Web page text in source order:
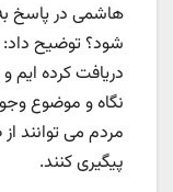
هاشمی در پاسخ
شود؟ توضیح داد:
دریافت کرده ایم
نگاه و موضوع
پیگیری کنند.